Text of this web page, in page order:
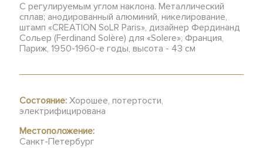
С регулируемым углом наклона. Металлический
сплав; анодированный алюминий, никелирование,
штамп «CREATION SoLR Paris», дизайнер Фердинанд
Сольер (Ferdinand Solère) для «Solere», Франция,
Париж, 1950-1960-е годы, высота - 43 см
Состояние: Хорошее, потертости,
электрифицирована
Местоположение:
Санкт-Петербург